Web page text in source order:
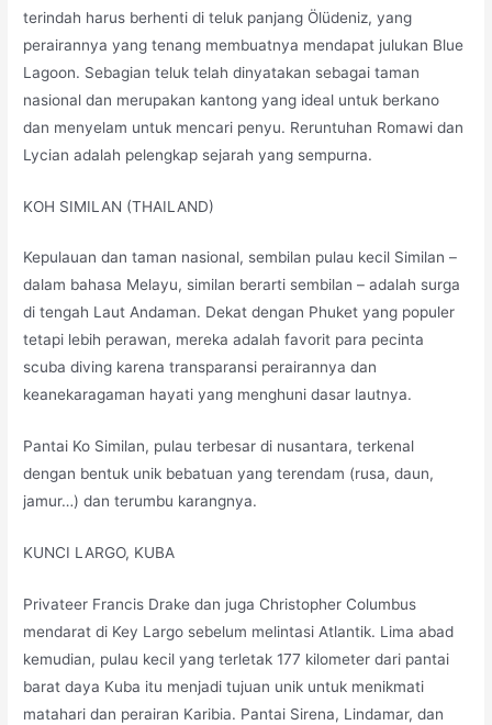
terindah harus berhenti di teluk panjang Ölüdeniz, yang
perairannya yang tenang membuatnya mendapat julukan Blue
Lagoon. Sebagian teluk telah dinyatakan sebagai taman
nasional dan merupakan kantong yang ideal untuk berkano
dan menyelam untuk mencari penyu. Reruntuhan Romawi dan
Lycian adalah pelengkap sejarah yang sempurna.
KOH SIMILAN (THAILAND)
Kepulauan dan taman nasional, sembilan pulau kecil Similan –
dalam bahasa Melayu, similan berarti sembilan – adalah surga
di tengah Laut Andaman. Dekat dengan Phuket yang populer
tetapi lebih perawan, mereka adalah favorit para pecinta
scuba diving karena transparansi perairannya dan
keanekaragaman hayati yang menghuni dasar lautnya.
Pantai Ko Similan, pulau terbesar di nusantara, terkenal
dengan bentuk unik bebatuan yang terendam (rusa, daun,
jamur…) dan terumbu karangnya.
KUNCI LARGO, KUBA
Privateer Francis Drake dan juga Christopher Columbus
mendarat di Key Largo sebelum melintasi Atlantik. Lima abad
kemudian, pulau kecil yang terletak 177 kilometer dari pantai
barat daya Kuba itu menjadi tujuan unik untuk menikmati
matahari dan perairan Karibia. Pantai Sirena, Lindamar, dan